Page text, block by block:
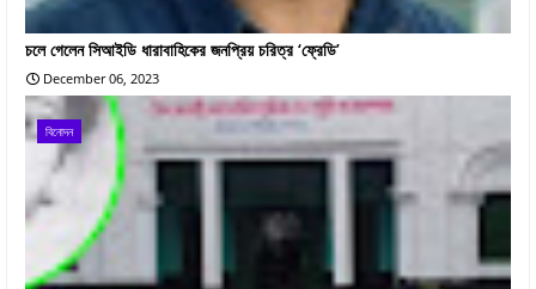
চলে গেলেন সিআইডি ধারাবাহিকের জনপ্রিয় চরিত্র ‘ফ্রেডি’
December 06, 2023
বিনোদন